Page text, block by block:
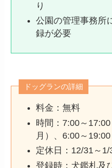
り
公園の管理事務所
録が必要
ドッグランの詳細
料金：無料
時間：7:00～
月）、6:00～19:00
定休日：12/31～1/
登録時：犬鑑札及